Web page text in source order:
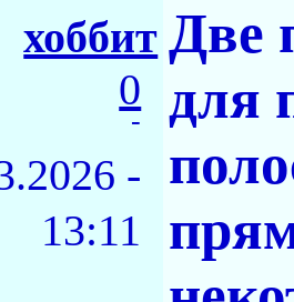
хоббит
0
-
-
13:11
Две
для